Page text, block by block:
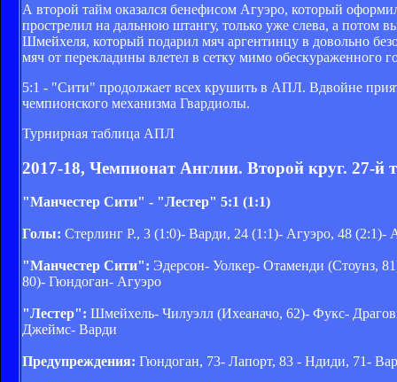
А второй тайм оказался бенефисом Агуэро, который
прострелил на дальнюю штангу, только уже слева, а потом
Шмейхеля, который подарил мяч аргентинцу в довольно
мяч от перекладины влетел в сетку мимо обескураженного
5:1 - "Сити" продолжает всех крушить в АПЛ. Вдвойне
чемпионского механизма Гвардиолы.
Турнирная таблица АПЛ
2017-18, Чемпионат Англии. Второй круг. 27-й
"Манчестер Сити" - "Лестер" 5:1 (1:1)
Голы: Стерлинг Р., 3 (1:0)- Варди, 24 (1:1)- Агуэро, 48 (2:1)-
"Манчестер Сити": Эдерсон- Уолкер- Отаменди (Стоунз,
80)- Гюндоган- Агуэро
"Лестер": Шмейхель- Чилуэлл (Ихеаначо, 62)- Фукс-
Джеймс- Варди
Предупреждения: Гюндоган, 73- Лапорт, 83 - Ндиди, 71-